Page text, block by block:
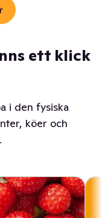
ett klick
i den fysiska
köer och